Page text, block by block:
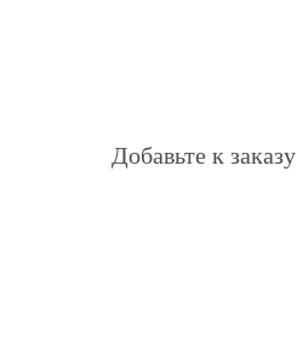
Добавьте к заказу